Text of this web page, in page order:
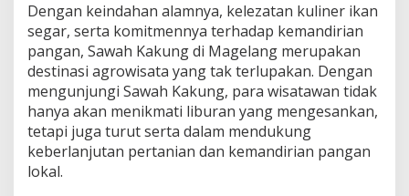
Dengan keindahan alamnya, kelezatan kuliner ikan
segar, serta komitmennya terhadap kemandirian
pangan, Sawah Kakung di Magelang merupakan
destinasi agrowisata yang tak terlupakan. Dengan
mengunjungi Sawah Kakung, para wisatawan tidak
hanya akan menikmati liburan yang mengesankan,
tetapi juga turut serta dalam mendukung
keberlanjutan pertanian dan kemandirian pangan
lokal.